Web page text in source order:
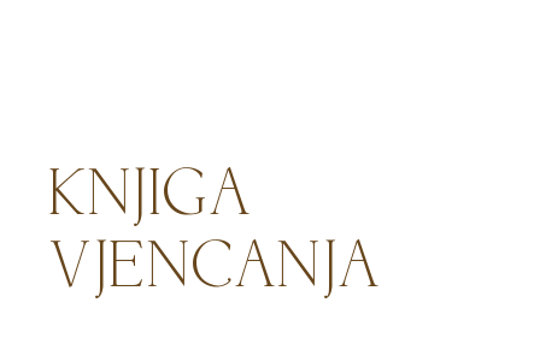
KNJIGA
VJENCANJA